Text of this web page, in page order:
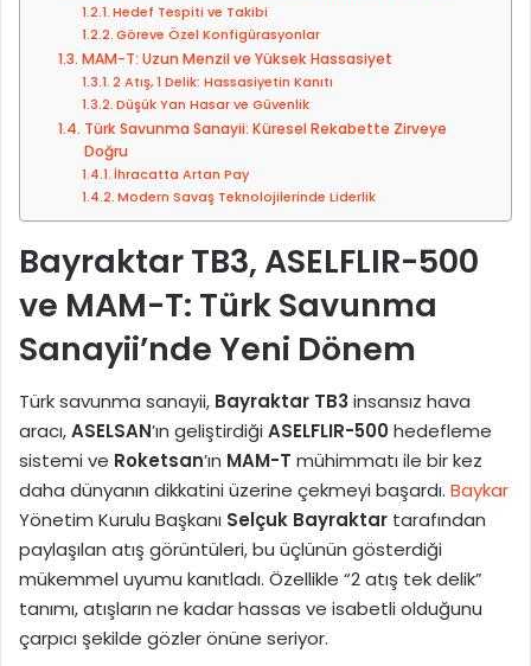
i
n
g
ö
n
d
e
m
Hedef Tespiti ve Takibi
Göreve Özel Konfigürasyonlar
MAM-T: Uzun Menzil ve Yüksek Hassasiyet
2 Atış, 1 Delik: Hassasiyetin Kanıtı
Düşük Yan Hasar ve Güvenlik
Türk Savunma Sanayii: Küresel Rekabette Zirveye
Doğru
İhracatta Artan Pay
Modern Savaş Teknolojilerinde Liderlik
Bayraktar TB3, ASELFLIR-500
ve MAM-T: Türk Savunma
Sanayii’nde Yeni Dönem
Türk savunma sanayii, Bayraktar TB3 insansız hava
aracı,ASELSAN’ın geliştirdiğiASELFLIR-500hedefleme
sistemi ve Roketsan’ın MAM-T mühimmatı ile bir kez
daha dünyanın dikkatini üzerine çekmeyi başardı. Baykar
Yönetim Kurulu Başkanı Selçuk Bayraktar tarafından
paylaşılan atış görüntüleri, bu üçlünün gösterdiği
mükemmel uyumu kanıtladı. Özellikle “2 atış tek delik”
tanımı, atışların ne kadar hassas ve isabetli olduğunu
çarpıcı şekilde gözler önüne seriyor.